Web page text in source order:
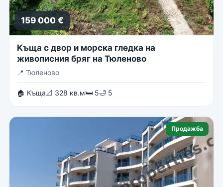
159 000 €
Kъща с двор и морска гледка на
живописния бряг на Тюленово
📍 Тюленово
🏠 Къща📐 328 кв.м🛏 5🛁 5
Продажба